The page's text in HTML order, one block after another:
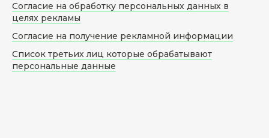
Согласие на обработку персональных данных в
целях рекламы
Согласие на получение рекламной информации
Список третьих лиц которые обрабатывают
персональные данные